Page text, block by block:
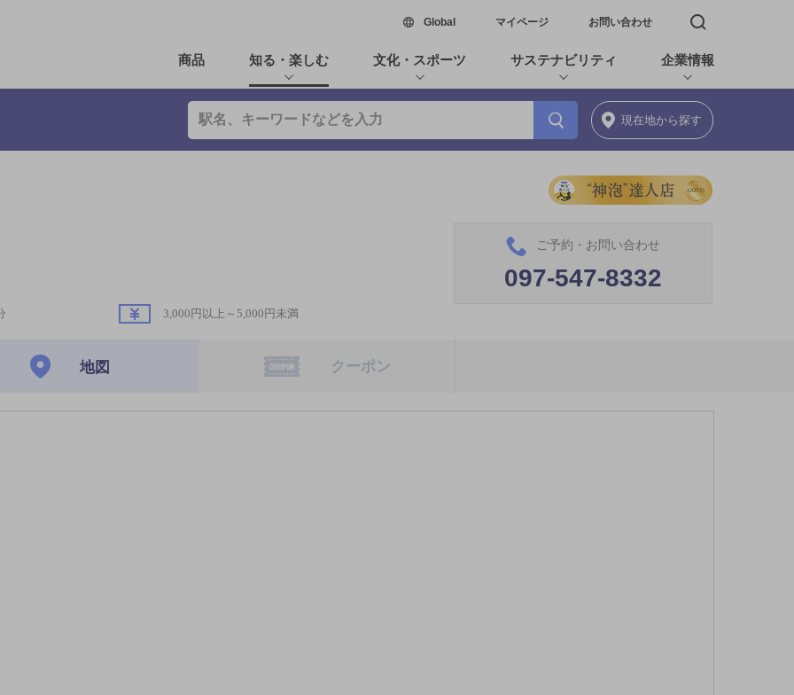
Global新しいウィンドウで開く
マイページ お問い合わせ 検索窓を開く
商品 知る・楽しむ 文化・スポーツ サステナビリティ 企業情報
現在地から探す
3,000円以上～5,000円未満
ご予約・お問い合わせ
097-547-8332
地図 クーポン